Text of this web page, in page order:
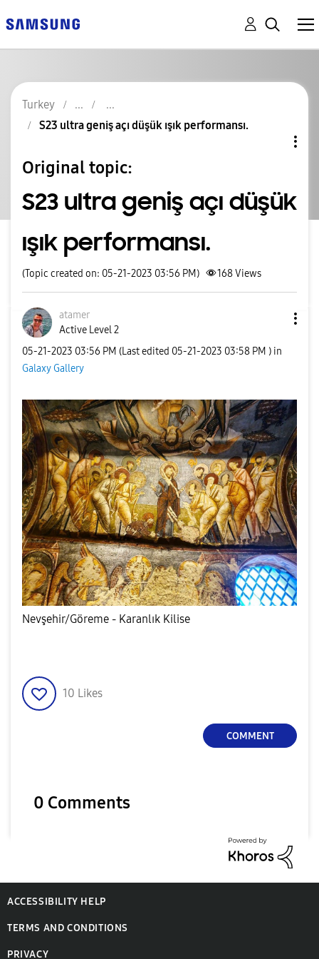
Turkey
S23 ultra geniş açı düşük ışık performansı.
Original topic:
S23 ultra geniş açı düşük
ışık performansı.
(Topic created on: 05-21-2023 03:56 PM) 168Views
atamer
Active Level 2
‎05-21-2023 03:56 PM (Last edited ‎05-21-2023 03:58 PM ) in
Galaxy Gallery
Nevşehir/Göreme - Karanlık Kilise
10 Likes
COMMENT
0 Comments
ACCESSIBILITY HELP
TERMS AND CONDITIONS
PRIVACY